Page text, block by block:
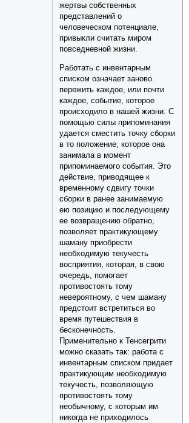
жертвы собственных
представлений о
человеческом потенциале,
привыкли считать миром
повседневной жизни.
Работать с инвентарным
списком означает заново
пережить каждое, или почти
каждое, событие, которое
происходило в нашей жизни. С
помощью силы припоминания
удается сместить точку сборки
в то положение, которое она
занимала в момент
припоминаемого события. Это
действие, приводящее к
временному сдвигу точки
сборки в ранее занимаемую
ею позицию и последующему
ее возвращению обратно,
позволяет практикующему
шаману приобрести
необходимую текучесть
восприятия, которая, в свою
очередь, помогает
противостоять тому
невероятному, с чем шаману
предстоит встретиться во
время путешествия в
бесконечность.
Применительно к Тенсегрити
можно сказать так: работа с
инвентарным списком придает
практикующим необходимую
текучесть, позволяющую
противостоять тому
необычному, с которым им
никогда не приходилось